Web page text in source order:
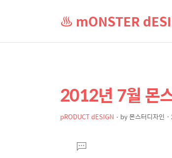
♨ mONSTER
상
세
컨
본
문
제
2012년 7월 몬
pRODUCT dESIGN by몬스터디자인
댓
글